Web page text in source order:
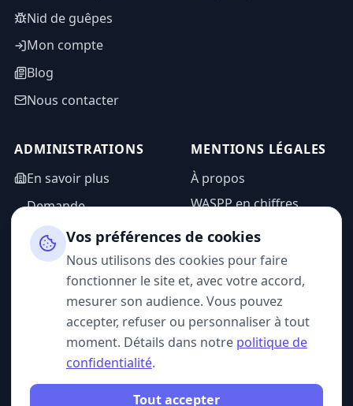
Nid de guêpes
Mon compte
Blog
Nous contacter
ADMINISTRATIONS
En savoir plus
Demande
d'information
Espace admin
MENTIONS LÉGALES
À propos
WASPP en chiffres
Mentions légales
Politique de
confidentialité
CGU
SUIVEZ-NOUS
Vos préférences de cookies
Nous utilisons des cookies pour faire
fonctionner le site et, avec votre accord,
mesurer son audience. Vous pouvez
accepter, refuser ou personnaliser à tout
moment. Détails dans notre politique de
confidentialité.
Tout accepter